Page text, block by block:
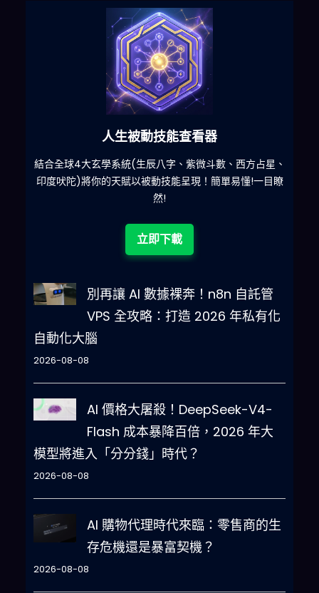
六合彩發達神器
減少超過500萬個低概率中獎組合，提高中獎率
立即下載
別再讓 AI 數據裸奔！n8n 自託管
VPS 全攻略：打造 2026 年私有化
自動化大腦
2026-08-08
AI 價格大屠殺！DeepSeek-V4-
Flash 成本暴降百倍，2026 年大
模型將進入「分分錢」時代？
2026-08-08
AI 購物代理時代來臨：零售商的生
存危機還是暴富契機？
2026-08-08